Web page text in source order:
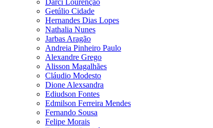
Darci Lourenção
Getúlio Cidade
Hernandes Dias Lopes
Nathalia Nunes
Jarbas Aragão
Andreia Pinheiro Paulo
Alexandre Grego
Alisson Magalhães
Cláudio Modesto
Dione Alexsandra
Ediudson Fontes
Edmilson Ferreira Mendes
Fernando Sousa
Felipe Morais